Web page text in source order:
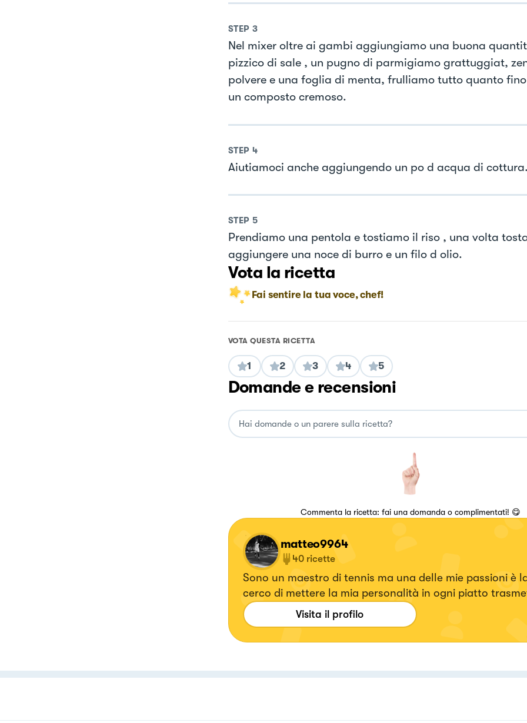
STEP 3
Nel mixer oltre ai gambi aggiungiamo una buona
pizzico di sale , un pugno di parmigiamo grattuggiat,
polvere e una foglia di menta, frulliamo tutto quanto
un composto cremoso.
STEP 4
Aiutiamoci anche aggiungendo un po d acqua di
STEP 5
Prendiamo una pentola e tostiamo il riso , una volta
aggiungere una noce di burro e un filo d olio.
Vota la ricetta
Fai sentire la tua voce, chef!
VOTA QUESTA RICETTA
1 2 3 4 5
Domande e recensioni
Commenta la ricetta: fai una domanda o complimentati! 😋
matteo9964
40 ricette
Sono un maestro di tennis ma una delle mie passioni è
cerco di mettere la mia personalità in ogni piatto
tutta la mia passione . Perché si sa, se c'è desiderio o un
obbiettivo, c'è amore e dedizione.
Visita il profilo